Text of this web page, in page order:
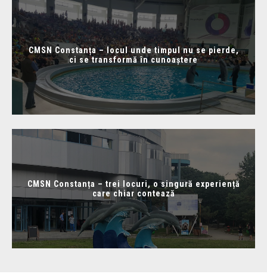
CMSN Constanța – locul unde timpul nu se pierde,
ci se transformă în cunoaștere
CMSN Constanța – trei locuri, o singură experiență
care chiar contează